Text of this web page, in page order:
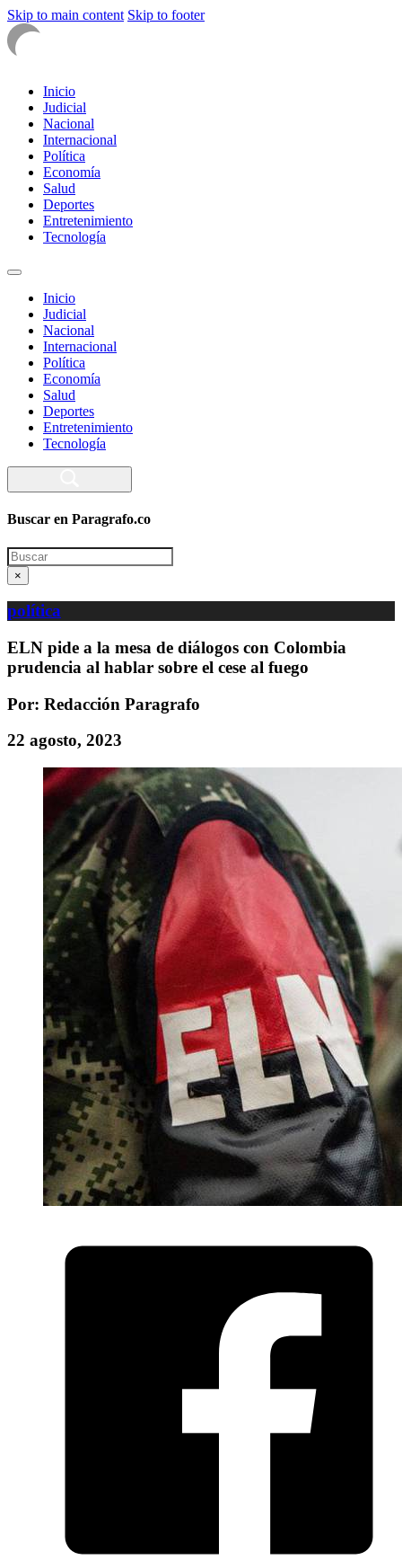
Skip to main content Skip to footer
Inicio
Judicial
Nacional
Internacional
Política
Economía
Salud
Deportes
Entretenimiento
Tecnología
Inicio
Judicial
Nacional
Internacional
Política
Economía
Salud
Deportes
Entretenimiento
Tecnología
Buscar en Paragrafo.co
Search
×
política
ELN pide a la mesa de diálogos con Colombia
prudencia al hablar sobre el cese al fuego
Por: Redacción Paragrafo
22 agosto, 2023